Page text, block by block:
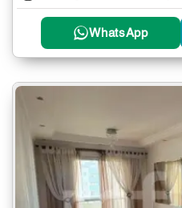
WhatsApp